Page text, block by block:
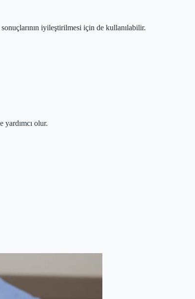
iyileştirilmesi için de kullanılabilir.
yardımcı olur.